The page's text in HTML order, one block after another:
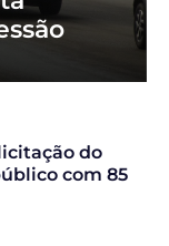
do
com 85